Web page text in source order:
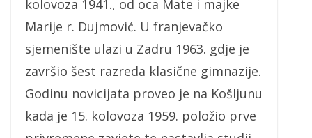
kolovoza 1941., od oca Mate i majke
Marije r. Dujmović. U franjevačko
sjemenište ulazi u Zadru 1963. gdje je
završio šest razreda klasične gimnazije.
Godinu novicijata proveo je na Košljunu
kada je 15. kolovoza 1959. položio prve